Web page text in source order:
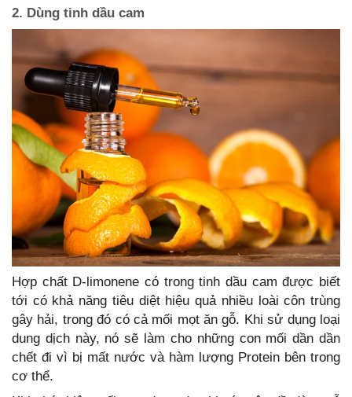
2. Dùng tinh dầu cam
Hợp chất D-limonene có trong tinh dầu cam được biết
tới có khả năng tiêu diệt hiệu quả nhiều loài côn trùng
gây hải, trong đó có cả mối mọt ăn gỗ. Khi sử dụng loại
dung dịch này, nó sẽ làm cho những con mối dần dần
chết đi vì bị mất nước và hàm lượng Protein bên trong
cơ thể.